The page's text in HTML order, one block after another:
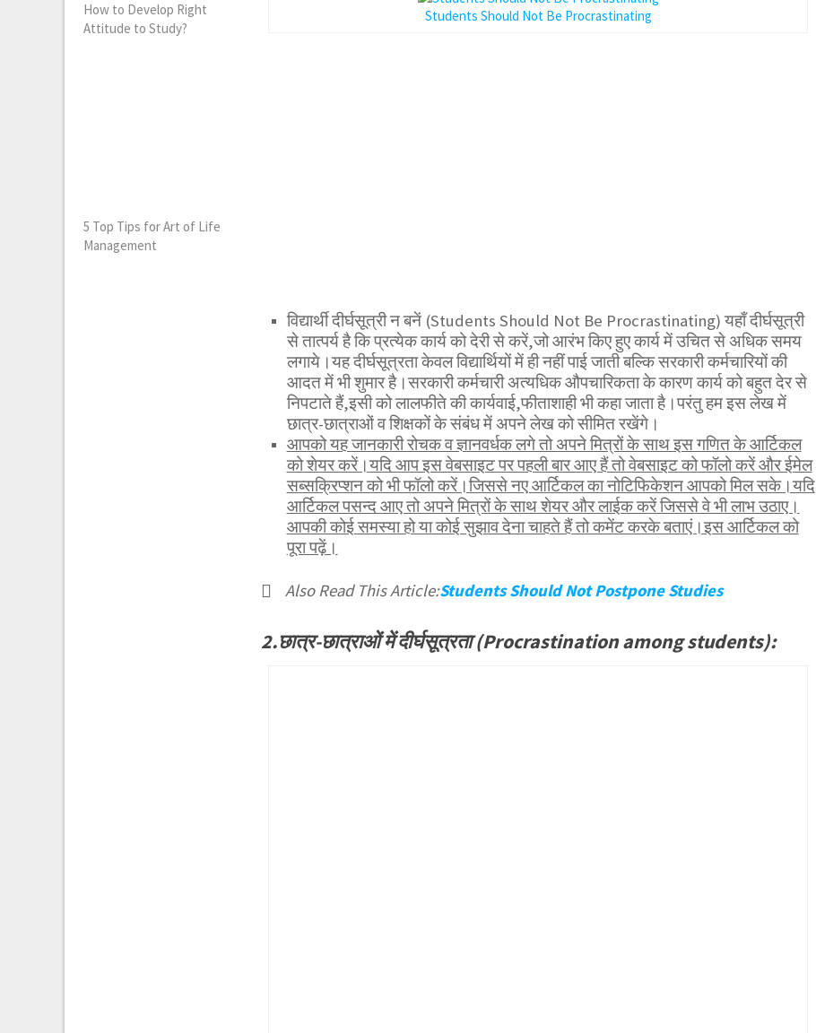
Students Should Not Be Procrastinating
विद्यार्थी दीर्घसूत्री न बनें (Students Should Not Be Procrastinating) यहाँ दीर्घसूत्री
से तात्पर्य है कि प्रत्येक कार्य को देरी से करें,जो आरंभ किए हुए कार्य में उचित से अधिक समय
लगाये।यह दीर्घसूत्रता केवल विद्यार्थियों में ही नहीं पाई जाती बल्कि सरकारी कर्मचारियों की
आदत में भी शुमार है।सरकारी कर्मचारी अत्यधिक औपचारिकता के कारण कार्य को बहुत देर से
निपटाते हैं,इसी को लालफीते की कार्यवाई,फीताशाही भी कहा जाता है।परंतु हम इस लेख में
छात्र-छात्राओं व शिक्षकों के संबंध में अपने लेख को सीमित रखेंगे।
आपको यह जानकारी रोचक व ज्ञानवर्धक लगे तो अपने मित्रों के साथ इस गणित के आर्टिकल
को शेयर करें।यदि आप इस वेबसाइट पर पहली बार आए हैं तो वेबसाइट को फॉलो करें और ईमेल
सब्सक्रिप्शन को भी फॉलो करें।जिससे नए आर्टिकल का नोटिफिकेशन आपको मिल सके।यदि
आर्टिकल पसन्द आए तो अपने मित्रों के साथ शेयर और लाईक करें जिससे वे भी लाभ उठाए।
आपकी कोई समस्या हो या कोई सुझाव देना चाहते हैं तो कमेंट करके बताएं।इस आर्टिकल को
पूरा पढ़ें।
Also Read This Article:Students Should Not Postpone Studies
2.छात्र-छात्राओं में दीर्घसूत्रता (Procrastination among students):
How to Develop Right
Attitude to Study?
5 Top Tips for Art of Life
Management